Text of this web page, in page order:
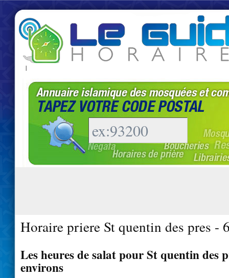
|
Horaire priere St quentin des pres -
Les heures de salat pour St quentin des
environs